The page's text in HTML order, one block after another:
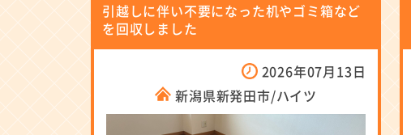
引越しに伴い不要になった机やゴミ箱など
を回収しました
2026年07月13日
新潟県新発田市/ハイツ